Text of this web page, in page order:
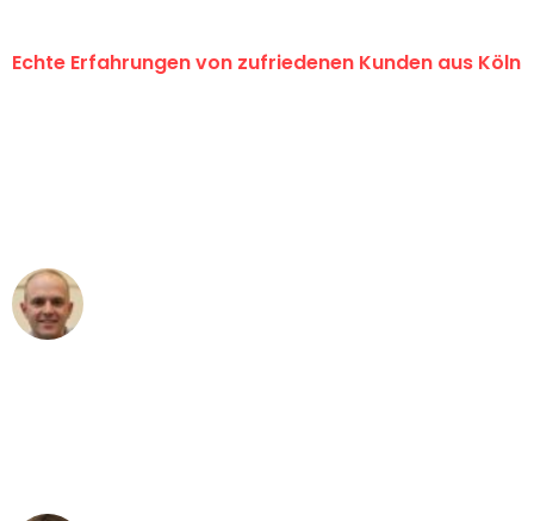
Echte Erfahrungen von zufriedenen Kunden aus Köln